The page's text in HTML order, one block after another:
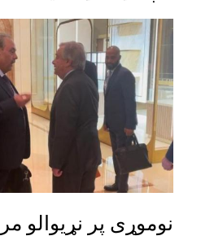
نوموړی پر نړیوالو